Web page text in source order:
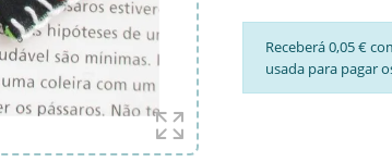
Receberá 0,05 €
usada para pagar